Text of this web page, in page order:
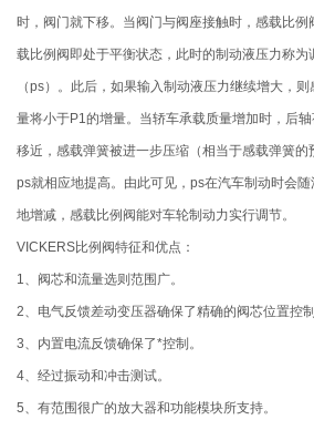
时，阀门就下移。当阀门与阀座接触时，感载比
载比例阀即处于平衡状态，此时的制动液压力称为
（ps）。此后，如果输入制动液压力继续增大，
量将小于P1的增量。当轿车承载质量增加时，后
移近，感载弹簧被进一步压缩（相当于感载弹簧的
ps就相应地提高。由此可见，ps在汽车制动时会
地增减，感载比例阀能对车轮制动力实行调节。
VICKERS比例阀特征和优点：
1、阀芯和流量选则范围广。
2、电气反馈差动变压器确保了精确的阀芯位置控制
3、内置电流反馈确保了*控制。
4、经过振动和冲击测试。
5、有范围很广的放大器和功能模块所支持。